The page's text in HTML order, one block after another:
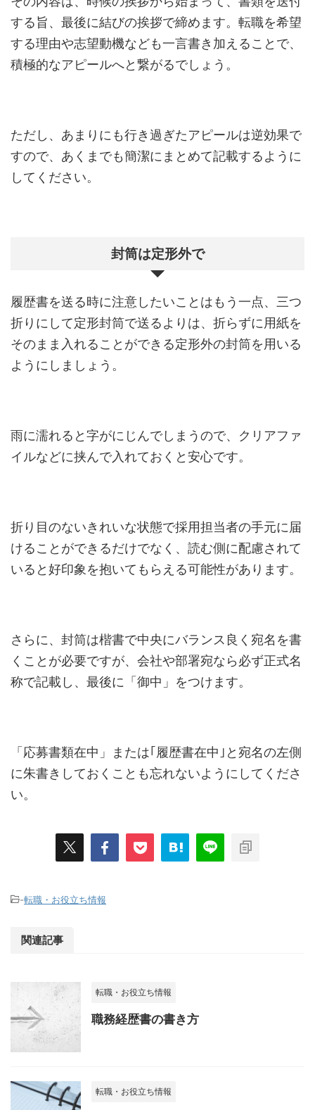
する旨、最後に結びの挨拶で締めます。転職を希望
する理由や志望動機なども一言書き加えることで、
積極的なアピールへと繋がるでしょう。
ただし、あまりにも行き過ぎたアピールは逆効果で
すので、あくまでも簡潔にまとめて記載するように
してください。
封筒は定形外で
履歴書を送る時に注意したいことはもう一点、三つ
折りにして定形封筒で送るよりは、折らずに用紙を
そのまま入れることができる定形外の封筒を用いる
ようにしましょう。
雨に濡れると字がにじんでしまうので、クリアファ
イルなどに挟んで入れておくと安心です。
折り目のないきれいな状態で採用担当者の手元に届
けることができるだけでなく、読む側に配慮されて
いると好印象を抱いてもらえる可能性があります。
さらに、封筒は楷書で中央にバランス良く宛名を書
くことが必要ですが、会社や部署宛なら必ず正式名
称で記載し、最後に「御中」をつけます。
「応募書類在中」または｢履歴書在中｣と宛名の左側
に朱書きしておくことも忘れないようにしてくださ
い。
-転職・お役立ち情報
関連記事
転職・お役立ち情報
職務経歴書の書き方
転職・お役立ち情報